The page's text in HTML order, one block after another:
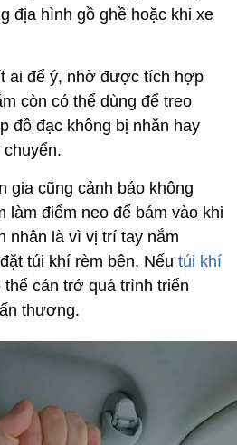
địa hình gồ ghề hoặc khi xe
ai để ý, nhờ được tích hợp
còn có thể dùng để treo
đồ đạc không bị nhăn hay
gia cũng cảnh báo không
làm điểm neo để bám vào khi
nhân là vì vị trí tay nắm
túi khí rèm bên. Nếu túi khí
thể cản trở quá trình triển
thương.